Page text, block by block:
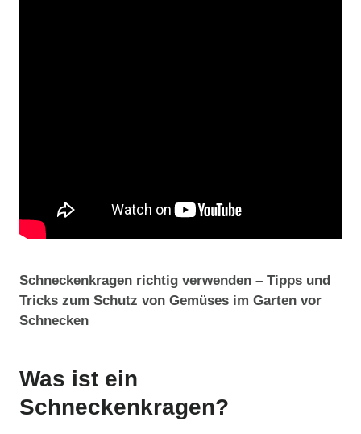
Schneckenkragen richtig verwenden – Tipps und
Tricks zum Schutz von Gemüses im Garten vor
Schnecken
Was ist ein
Schneckenkragen?